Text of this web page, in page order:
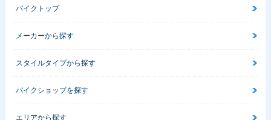
バイクトップ
メーカーから探す
スタイルタイプから探す
バイクショップを探す
エリアから探す